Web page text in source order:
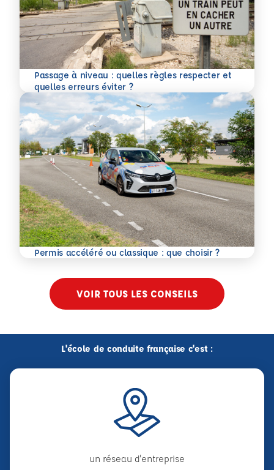
Passage à niveau : quelles règles respecter et
quelles erreurs éviter ?
En savoir plus
Permis accéléré ou classique : que choisir ?
En savoir plus
VOIR TOUS LES CONSEILS
L'école de conduite française c'est :
un réseau d'entreprise